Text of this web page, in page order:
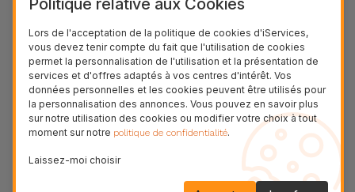
Protection à 3 couches avec coques en
silicone
Nos coques en silicone pour iPhone ont une
construction robuste et de qualité, avec une
construction à trois couches, pour éviter au
maximum les accidents et les casses !
- Une première couche de silicone liquide
donne de la couleur et une couverture
Lors de l'acceptation de la politique de cookies d'iServices,
vous devez tenir compte du fait que l'utilisation de cookies
permet la personnalisation de l'utilisation et la présentation de
services et d'offres adaptés à vos centres d'intérêt. Vos
données personnelles et les cookies peuvent être utilisés pour
la personnalisation des annonces. Vous pouvez en savoir plus
sur notre utilisation des cookies ou modifier votre choix à tout
moment sur notre politique de confidentialité.
Laissez-moi choisir